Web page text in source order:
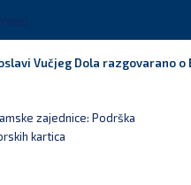
Vučjeg Dola razgovarano
zajednice: Podrška
kartica